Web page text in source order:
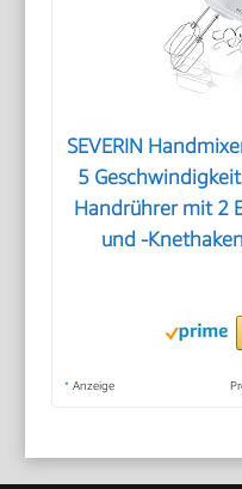
SEVERIN
5
Handrührer mit 2
und -
* Anzeige